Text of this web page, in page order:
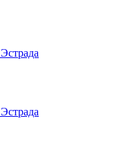
Эстрада
Эстрада